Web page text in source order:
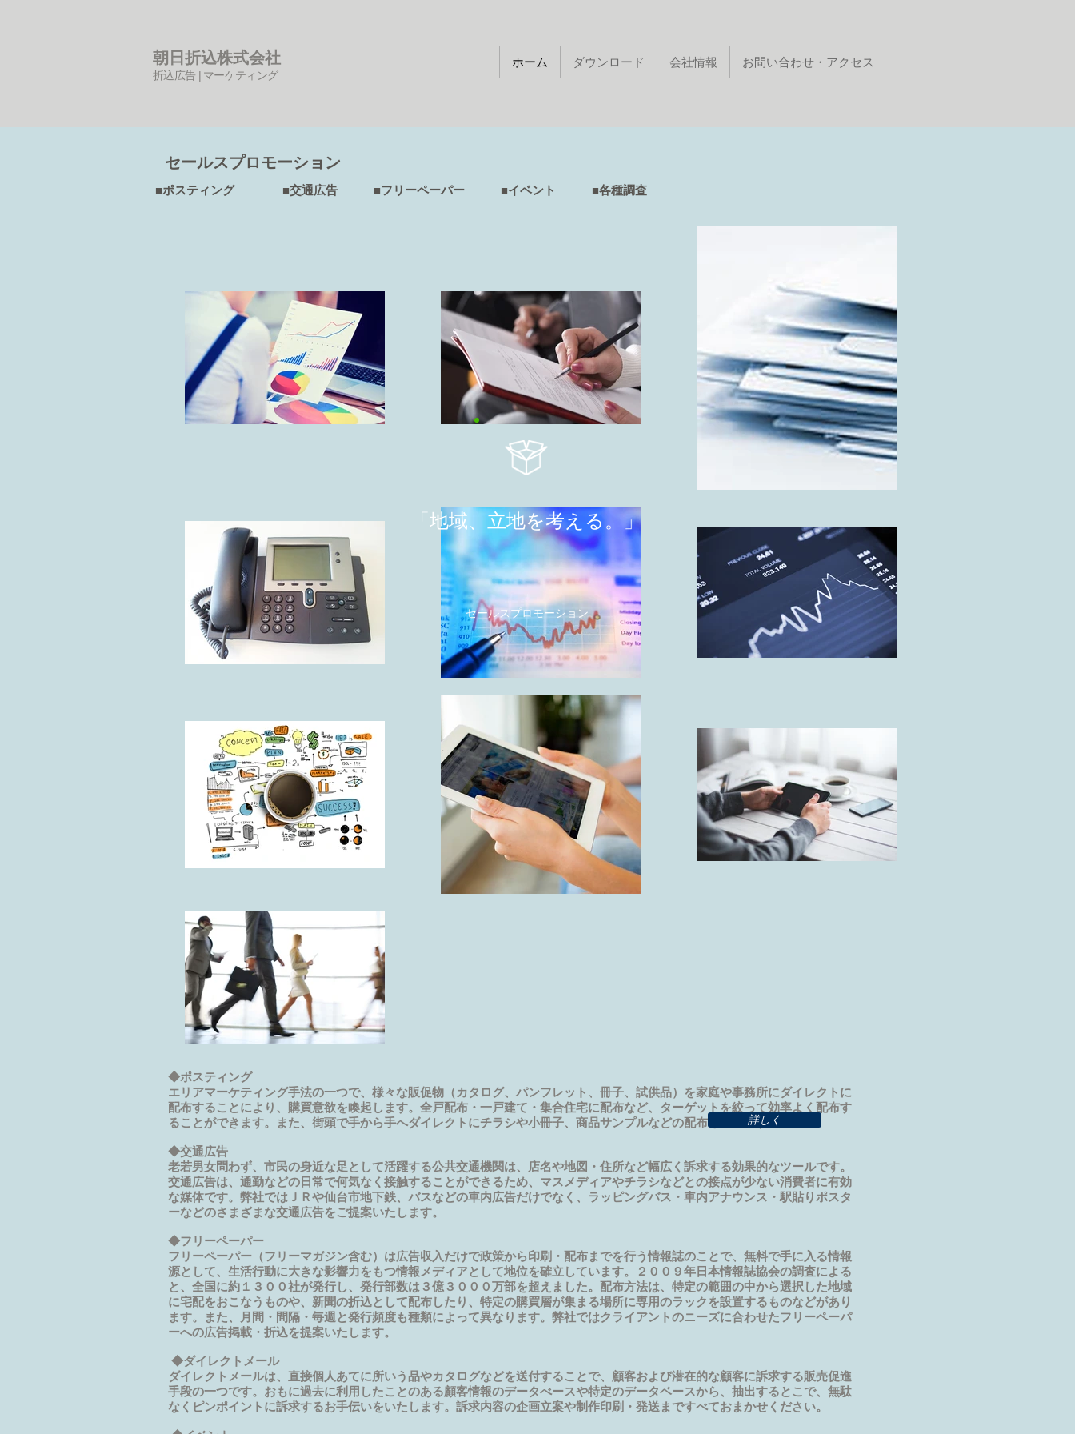
朝日折込株式会社
折込広告 | マーケティング
ホーム ダウンロード 会社情報 お問い合わせ・アクセス
セールスプロモーション
■ポスティング ■交通広告 ■フリーペーパー ■イベント ■各種調査
「地域、立地を考える 。」
セールスプロモーション
◆ポスティング
エリアマーケティング手法の一つで、様々な販促物（カタログ、パンフレット、冊子、試供品）を家庭や事務所にダイレクトに
配布することにより、購買意欲を喚起します。全戸配布・一戸建て・集合住宅に配布など、ターゲットを絞って効率よく配布す
ることができます。また、街頭で手から手へダイレクトにチラシや小冊子、商品サンプルなどの配布も可能です。
◆交通広告
老若男女問わず、市民の身近な足として活躍する公共交通機関は、店名や地図・住所など幅広く訴求する効果的なツールです。
交通広告は、通勤などの日常で何気なく接触することができるため、マスメディアやチラシなどとの接点が少ない消費者に有効
な媒体です。弊社ではＪＲや仙台市地下鉄、バスなどの車内広告だけでなく、ラッピングバス・車内アナウンス・駅貼りポスタ
ーなどのさまざまな交通広告をご提案いたします。
◆フリーペーパー
フリーペーパー（フリーマガジン含む）は広告収入だけで政策から印刷・配布までを行う情報誌のことで、無料で手に入る情報
源として、生活行動に大きな影響力をもつ情報メディアとして地位を確立しています。２００９年日本情報誌協会の調査による
と、全国に約１３００社が発行し、発行部数は３億３０００万部を超えました。配布方法は、特定の範囲の中から選択した地域
に宅配をおこなうものや、新聞の折込として配布したり、特定の購買層が集まる場所に専用のラックを設置するものなどがあり
ます。また、月間・間隔・毎週と発行頻度も種類によって異なります。弊社ではクライアントのニーズに合わせたフリーペーパ
ーへの広告掲載・折込を提案いたします。
◆ダイレクトメール
ダイレクトメールは、直接個人あてに所いう品やカタログなどを送付することで、顧客および潜在的な顧客に訴求する販売促進
手段の一つです。おもに過去に利用したことのある顧客情報のデータべースや特定のデータベースから、抽出するとこで、無駄
なくピンポイントに訴求するお手伝いをいたします。訴求内容の企画立案や制作印刷・発送まですべておまかせください。
詳しく